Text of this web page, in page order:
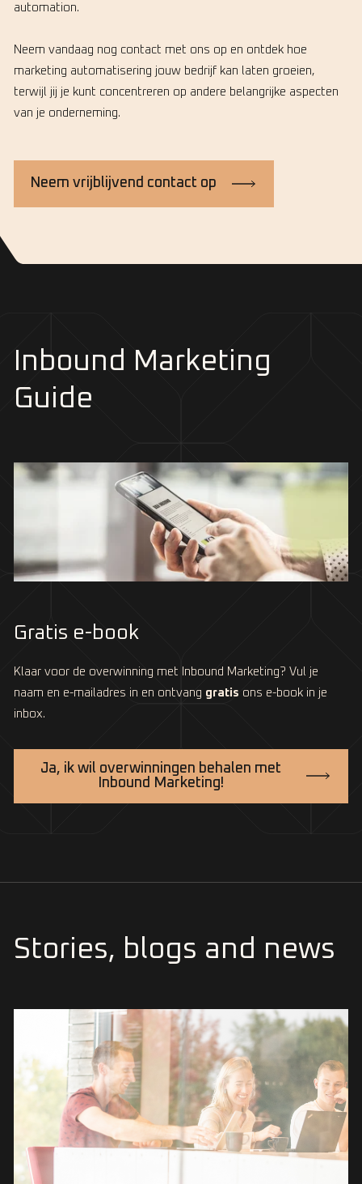
automation.
Neem vandaag nog contact met ons op en ontdek hoe
marketing automatisering jouw bedrijf kan laten groeien,
terwijl jij je kunt concentreren op andere belangrijke aspecten
van je onderneming.
Neem vrijblijvend contact op
Inbound Marketing
Guide
Gratis e-book
Klaar voor de overwinning met Inbound Marketing? Vul je
naam en e-mailadres in en ontvang gratis ons e-book in je
inbox.
Ja, ik wil overwinningen behalen met
Inbound Marketing!
Stories, blogs and news